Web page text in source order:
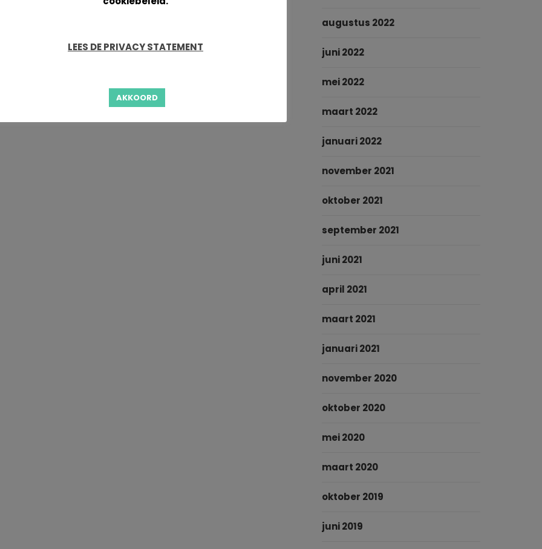
augustus 2022
juni 2022
mei 2022
maart 2022
januari 2022
november 2021
oktober 2021
september 2021
juni 2021
april 2021
maart 2021
januari 2021
november 2020
oktober 2020
mei 2020
maart 2020
oktober 2019
juni 2019
LEES DE PRIVACY STATEMENT
AKKOORD